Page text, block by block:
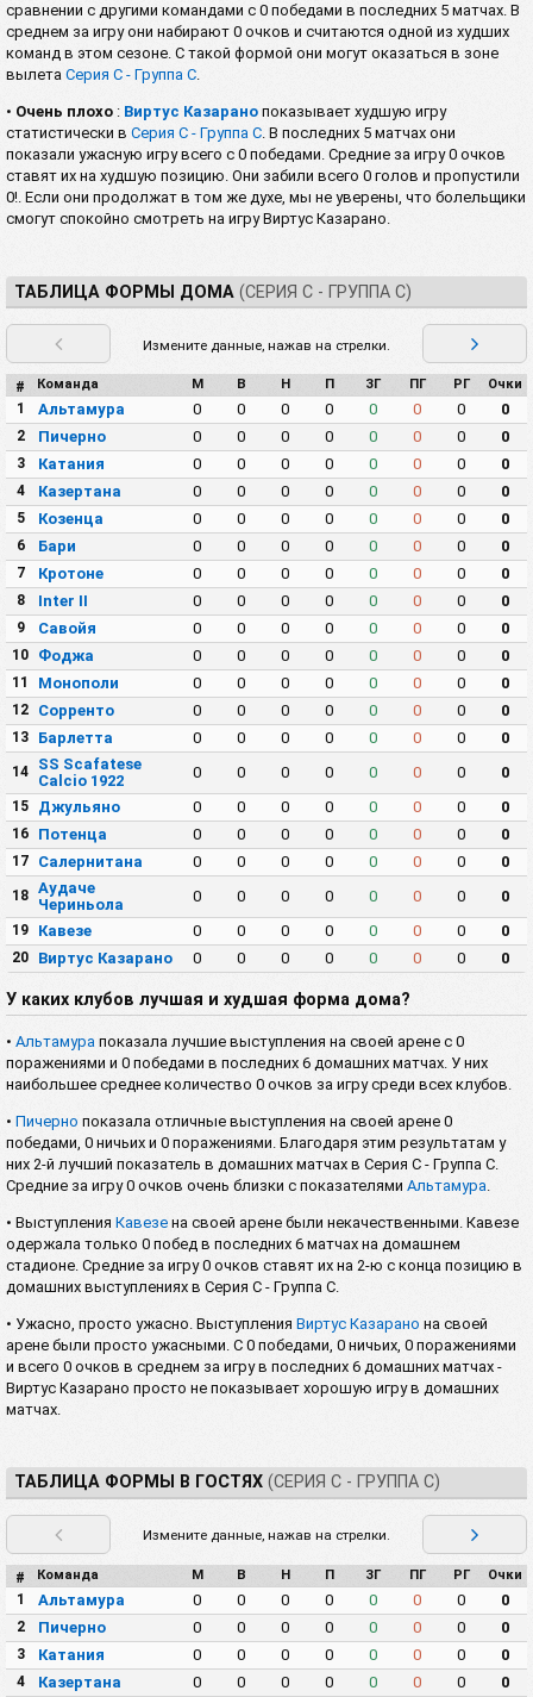
сравнении с другими командами с 0 победами в последних 5 матчах. В
среднем за игру они набирают 0 очков и считаются одной из худших
команд в этом сезоне. С такой формой они могут оказаться в зоне
вылета Серия C - Группа C.
• Очень плохо : Виртус Казарано показывает худшую игру
статистически в Серия C - Группа C. В последних 5 матчах они
показали ужасную игру всего с 0 победами. Средние за игру 0 очков
ставят их на худшую позицию. Они забили всего 0 голов и пропустили
0!. Если они продолжат в том же духе, мы не уверены, что болельщики
смогут спокойно смотреть на игру Виртус Казарано.
ТАБЛИЦА ФОРМЫ ДОМА (СЕРИЯ C - ГРУППА C)
Измените данные, нажав на стрелки.
# Команда М В Н П ЗГ ПГ РГ Очки
1 Альтамура 0 0 0 0 0 0 0 0
2 Пичерно 0 0 0 0 0 0 0 0
3 Катания 0 0 0 0 0 0 0 0
4 Казертана 0 0 0 0 0 0 0 0
5 Козенца 0 0 0 0 0 0 0 0
6 Бари 0 0 0 0 0 0 0 0
7 Кротоне 0 0 0 0 0 0 0 0
8 Inter II 0 0 0 0 0 0 0 0
9 Савойя 0 0 0 0 0 0 0 0
10 Фоджа 0 0 0 0 0 0 0 0
11 Монополи 0 0 0 0 0 0 0 0
12 Сорренто 0 0 0 0 0 0 0 0
13 Барлетта 0 0 0 0 0 0 0 0
14
SS Scafatese
Calcio 1922
0 0 0 0 0 0 0 0
15 Джульяно 0 0 0 0 0 0 0 0
16 Потенца 0 0 0 0 0 0 0 0
17 Салернитана 0 0 0 0 0 0 0 0
18 Аудаче
Чериньола
0 0 0 0 0 0 0 0
19 Кавезе 0 0 0 0 0 0 0 0
20 Виртус Казарано 0 0 0 0 0 0 0 0
У каких клубов лучшая и худшая форма дома?
• Альтамура показала лучшие выступления на своей арене с 0
поражениями и 0 победами в последних 6 домашних матчах. У них
наибольшее среднее количество 0 очков за игру среди всех клубов.
• Пичерно показала отличные выступления на своей арене 0
победами, 0 ничьих и 0 поражениями. Благодаря этим результатам у
них 2-й лучший показатель в домашних матчах в Серия C - Группа C.
Средние за игру 0 очков очень близки с показателями Альтамура
• Выступления Кавезе на своей арене были некачественными. Кавезе
одержала только 0 побед в последних 6 матчах на домашнем
стадионе. Средние за игру 0 очков ставят их на 2-ю с конца позицию в
домашних выступлениях в Серия C - Группа C.
• Ужасно, просто ужасно. Выступления Виртус Казарано на своей
арене были просто ужасными. С 0 победами, 0 ничьих, 0 поражениями
и всего 0 очков в среднем за игру в последних 6 домашних матчах -
Виртус Казарано просто не показывает хорошую игру в домашних
матчах.
ТАБЛИЦА ФОРМЫ В ГОСТЯХ (СЕРИЯ C - ГРУППА C)
Измените данные, нажав на стрелки.
# Команда М В Н П ЗГ ПГ РГ Очки
1 Альтамура 0 0 0 0 0 0 0 0
2 Пичерно 0 0 0 0 0 0 0 0
3 Катания 0 0 0 0 0 0 0 0
4 Казертана 0 0 0 0 0 0 0 0